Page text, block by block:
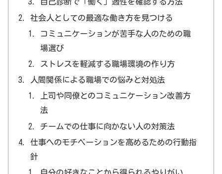
自己診断で「働く」適性を確認する方法
社会人としての最適な働き方を見つける
コミュニケーションが苦手な人のための職
場選び
ストレスを軽減する職場環境の作り方
人間関係による職場での悩みと対処法
上司や同僚とのコミュニケーション改善方
法
チームでの仕事に向かない人の対策法
仕事へのモチベーションを高めるための行動指
針